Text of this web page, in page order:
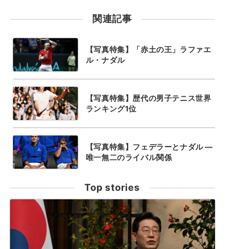
関連記事
【写真特集】「赤土の王」ラファエ
ル・ナダル
【写真特集】歴代の男子テニス世界
ランキング1位
【写真特集】フェデラーとナダル ―
唯一無二のライバル関係
Top stories